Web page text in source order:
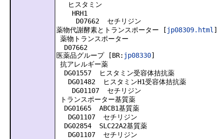
ヒスタミン
HRH1
D07662 セチリジン
薬物代謝酵素とトランスポーター [ jp08309.html ]
薬物トランスポーター
D07662
医薬品グループ [BR: jp08330]
抗アレルギー薬
DG01557 ヒスタミン受容体拮抗薬
DG01482 ヒスタミンH1受容体拮抗薬
DG01107 セチリジン
トランスポーター基質薬
DG01665 ABCB1基質薬
DG01107 セチリジン
DG02854 SLC22A2基質薬
DG01107 セチリジン